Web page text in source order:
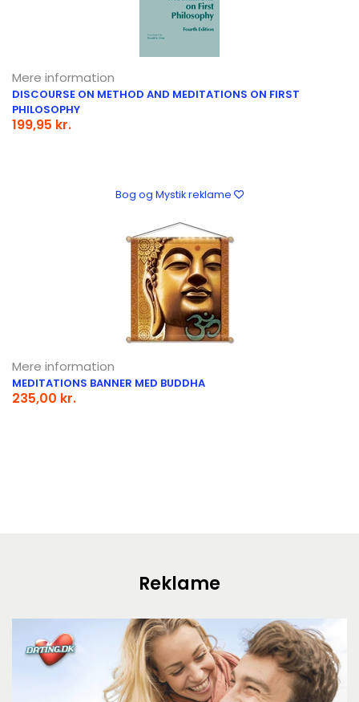
Mere information
DISCOURSE ON METHOD AND MEDITATIONS ON FIRST
PHILOSOPHY
199,95 kr.
Bog og Mystik reklame
Mere information
MEDITATIONS BANNER MED BUDDHA
235,00 kr.
Reklame